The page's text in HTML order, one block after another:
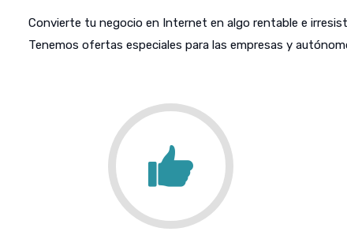
Convierte tu negocio en Internet en algo rentable e
Tenemos ofertas especiales para las empresas y